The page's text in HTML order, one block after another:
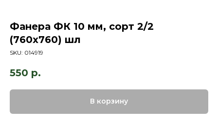
Фанера ФК 10 мм, сорт 2/2
(760х760) шл
SKU: 014919
550 р.
В корзину